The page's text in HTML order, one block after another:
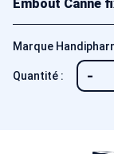
Embout Canne
Marque
Quantité : -